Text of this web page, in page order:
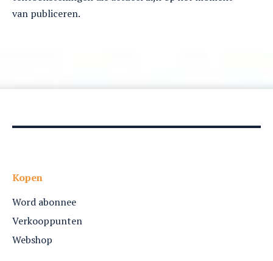
van publiceren.
Kopen
Word abonnee
Verkooppunten
Webshop